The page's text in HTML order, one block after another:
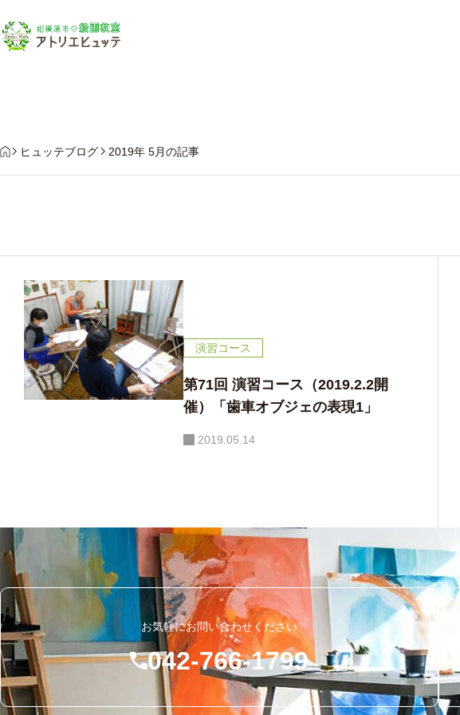
チコさんが描く家族の時間」F4
HOME
ヒュッテブログ 2019年 5月の記事
演習コース
第71回 演習コース（2019.2.2開
催）「歯車オブジェの表現1」
2019.05.14
お気軽にお問い合わせください
042-766-1799